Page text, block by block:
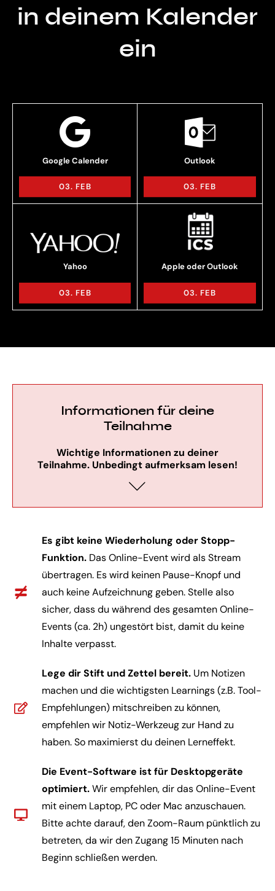
in deinem Kalender
ein
Google Calender
03. FEB
Outlook
03. FEB
Yahoo
03. FEB
Apple oder Outlook
03. FEB
Informationen für deine
Teilnahme
Wichtige Informationen zu deiner
Teilnahme. Unbedingt aufmerksam lesen!
Es gibt keine Wiederholung oder Stopp-
Funktion. Das Online-Event wird als Stream
übertragen. Es wird keinen Pause-Knopf und
auch keine Aufzeichnung geben. Stelle also
sicher, dass du während des gesamten Online-
Events (ca. 2h) ungestört bist, damit du keine
Inhalte verpasst.
Lege dir Stift und Zettel bereit. Um Notizen
machen und die wichtigsten Learnings (z.B. Tool-
Empfehlungen) mitschreiben zu können,
empfehlen wir Notiz-Werkzeug zur Hand zu
haben. So maximierst du deinen Lerneffekt.
Die Event-Software ist für Desktopgeräte
optimiert.Wir empfehlen, dir das Online-Event
mit einem Laptop, PC oder Mac anzuschauen.
Bitte achte darauf, den Zoom-Raum pünktlich zu
betreten, da wir den Zugang 15 Minuten nach
Beginn schließen werden.